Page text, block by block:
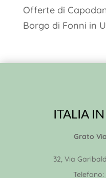
Offerte di
Borgo di Fonni in
ITALIA
Grato
32, Via
Telefono: